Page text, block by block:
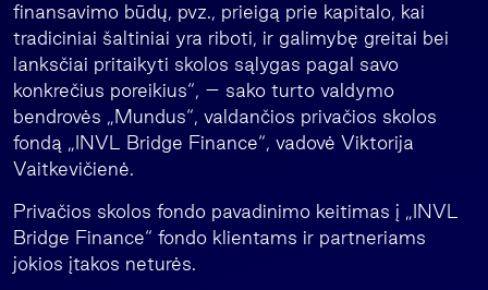
finansavimo būdų, pvz., prieigą prie kapitalo, kai
tradiciniai šaltiniai yra riboti, ir galimybę greitai bei
lanksčiai pritaikyti skolos sąlygas pagal savo
konkrečius poreikius“, – sako turto valdymo
bendrovės „Mundus“, valdančios privačios skolos
fondą „INVL Bridge Finance“, vadovė Viktorija
Vaitkevičienė.
Privačios skolos fondo pavadinimo keitimas į „INVL
Bridge Finance“ fondo klientams ir partneriams
jokios įtakos neturės.